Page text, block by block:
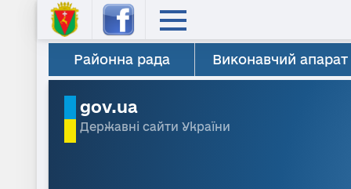
Районна рада Виконавчий апарат
gov.ua
Державні сайти України